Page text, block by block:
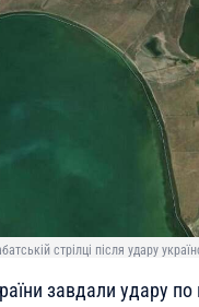
стрілці після удару
завдали удару